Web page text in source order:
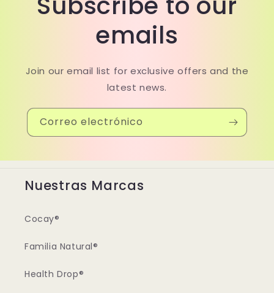
emails
Join our email list for exclusive offers and the
latest news.
Correo electrónico
Nuestras Marcas
Cocay®
Familia Natural®
Health Drop®